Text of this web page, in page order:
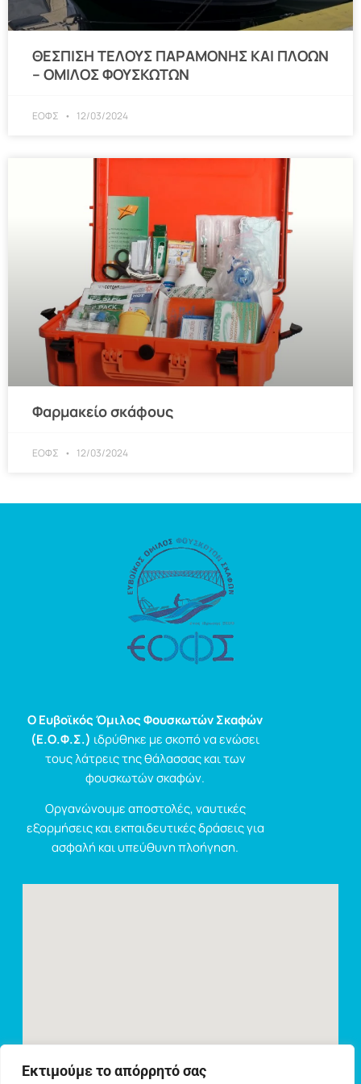
Εκτιμούμε το απόρρητό σας
ΘΕΣΠΙΣΗ ΤΕΛΟΥΣ ΠΑΡΑΜΟΝΗΣ ΚΑΙ ΠΛΟΩΝ
– ΟΜΙΛΟΣ ΦΟΥΣΚΩΤΩΝ
ΕΟΦΣ 12/03/2024
Φαρμακείο σκάφους
ΕΟΦΣ 12/03/2024
Ο Ευβοϊκός Όμιλος Φουσκωτών Σκαφών
(Ε.Ο.Φ.Σ.) ιδρύθηκε με σκοπό να ενώσει
τους λάτρεις της θάλασσας και των
φουσκωτών σκαφών.
Οργανώνουμε αποστολές, ναυτικές
εξορμήσεις και εκπαιδευτικές δράσεις για
ασφαλή και υπεύθυνη πλοήγηση.